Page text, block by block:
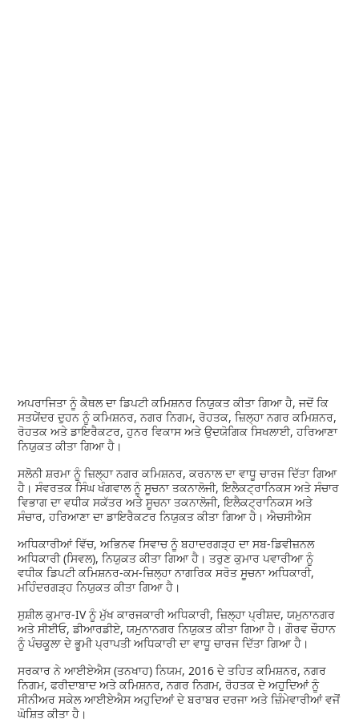
ਅਪਰਾਜਿਤਾ ਨੂੰ ਕੈਥਲ ਦਾ ਡਿਪਟੀ ਕਮਿਸ਼ਨਰ ਨਿਯੁਕਤ ਕੀਤਾ ਗਿਆ ਹੈ, ਜਦੋਂ ਕਿ
ਸਤਯੇਂਦਰ ਦੁਹਨ ਨੂੰ ਕਮਿਸ਼ਨਰ, ਨਗਰ ਨਿਗਮ, ਰੋਹਤਕ, ਜ਼ਿਲ੍ਹਾ ਨਗਰ ਕਮਿਸ਼ਨਰ,
ਰੋਹਤਕ ਅਤੇ ਡਾਇਰੈਕਟਰ, ਹੁਨਰ ਵਿਕਾਸ ਅਤੇ ਉਦਯੋਗਿਕ ਸਿਖਲਾਈ, ਹਰਿਆਣਾ
ਨਿਯੁਕਤ ਕੀਤਾ ਗਿਆ ਹੈ।
ਸਲੋਨੀ ਸ਼ਰਮਾ ਨੂੰ ਜ਼ਿਲ੍ਹਾ ਨਗਰ ਕਮਿਸ਼ਨਰ, ਕਰਨਾਲ ਦਾ ਵਾਧੂ ਚਾਰਜ ਦਿੱਤਾ ਗਿਆ
ਹੈ। ਸੰਵਰਤਕ ਸਿੰਘ ਖੰਗਵਾਲ ਨੂੰ ਸੂਚਨਾ ਤਕਨਾਲੋਜੀ, ਇਲੈਕਟ੍ਰਾਨਿਕਸ ਅਤੇ ਸੰਚਾਰ
ਵਿਭਾਗ ਦਾ ਵਧੀਕ ਸਕੱਤਰ ਅਤੇ ਸੂਚਨਾ ਤਕਨਾਲੋਜੀ, ਇਲੈਕਟ੍ਰਾਨਿਕਸ ਅਤੇ
ਸੰਚਾਰ, ਹਰਿਆਣਾ ਦਾ ਡਾਇਰੈਕਟਰ ਨਿਯੁਕਤ ਕੀਤਾ ਗਿਆ ਹੈ। ਐਚਸੀਐਸ
ਅਧਿਕਾਰੀਆਂ ਵਿੱਚ, ਅਭਿਨਵ ਸਿਵਾਚ ਨੂੰ ਬਹਾਦਰਗੜ੍ਹ ਦਾ ਸਬ-ਡਿਵੀਜ਼ਨਲ
ਅਧਿਕਾਰੀ (ਸਿਵਲ), ਨਿਯੁਕਤ ਕੀਤਾ ਗਿਆ ਹੈ। ਤਰੁਣ ਕੁਮਾਰ ਪਵਾਰੀਆ ਨੂੰ
ਵਧੀਕ ਡਿਪਟੀ ਕਮਿਸ਼ਨਰ-ਕਮ-ਜ਼ਿਲ੍ਹਾ ਨਾਗਰਿਕ ਸਰੋਤ ਸੂਚਨਾ ਅਧਿਕਾਰੀ,
ਮਹਿੰਦਰਗੜ੍ਹ ਨਿਯੁਕਤ ਕੀਤਾ ਗਿਆ ਹੈ।
ਸੁਸ਼ੀਲ ਕੁਮਾਰ-IV ਨੂੰ ਮੁੱਖ ਕਾਰਜਕਾਰੀ ਅਧਿਕਾਰੀ, ਜ਼ਿਲ੍ਹਾ ਪ੍ਰੀਸ਼ਦ, ਯਮੁਨਾਨਗਰ
ਅਤੇ ਸੀਈਓ, ਡੀਆਰਡੀਏ, ਯਮੁਨਾਨਗਰ ਨਿਯੁਕਤ ਕੀਤਾ ਗਿਆ ਹੈ। ਗੌਰਵ ਚੌਹਾਨ
ਨੂੰ ਪੰਚਕੂਲਾ ਦੇ ਭੂਮੀ ਪ੍ਰਾਪਤੀ ਅਧਿਕਾਰੀ ਦਾ ਵਾਧੂ ਚਾਰਜ ਦਿੱਤਾ ਗਿਆ ਹੈ।
ਸਰਕਾਰ ਨੇ ਆਈਏਐਸ (ਤਨਖਾਹ) ਨਿਯਮ, 2016 ਦੇ ਤਹਿਤ ਕਮਿਸ਼ਨਰ, ਨਗਰ
ਨਿਗਮ, ਫਰੀਦਾਬਾਦ ਅਤੇ ਕਮਿਸ਼ਨਰ, ਨਗਰ ਨਿਗਮ, ਰੋਹਤਕ ਦੇ ਅਹੁਦਿਆਂ ਨੂੰ
ਸੀਨੀਅਰ ਸਕੇਲ ਆਈਏਐਸ ਅਹੁਦਿਆਂ ਦੇ ਬਰਾਬਰ ਦਰਜਾ ਅਤੇ ਜ਼ਿੰਮੇਵਾਰੀਆਂ ਵਜੋਂ
ਘੋਸ਼ਿਤ ਕੀਤਾ ਹੈ।